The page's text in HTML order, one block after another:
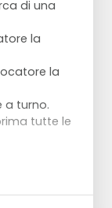
di una
la
la
a turno.
tutte le